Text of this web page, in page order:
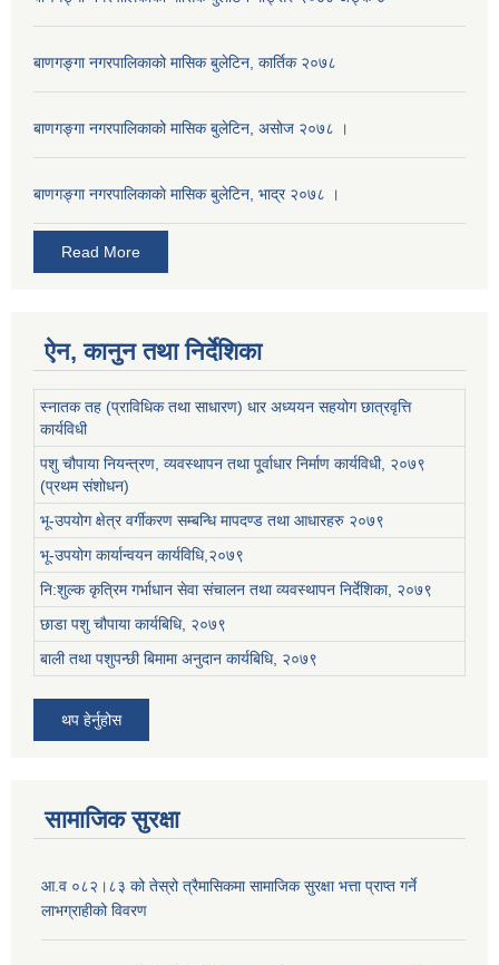
बाणगङ्गा नगरपालिकाको मासिक बुलेटिन, कार्तिक २०७८
बाणगङ्गा नगरपालिकाको मासिक बुलेटिन, असोज २०७८ ।
बाणगङ्गा नगरपालिकाकाे मासिक बुलेटिन, भाद्र २०७८ ।
Read More
ऐन, कानुन तथा निर्देशिका
स्नातक तह (प्राविधिक तथा साधारण) धार अध्ययन सहयोग छात्रवृत्ति
कार्यविधी
पशु चौपाया नियन्त्रण, व्यवस्थापन तथा पू्र्वाधार निर्माण कार्यविधी, २०७९
(प्रथम संशोधन)
भू-उपयोग क्षेत्र वर्गीकरण सम्बन्धि मापदण्ड तथा आधारहरु २०७९
भू-उपयोग कार्यान्वयन कार्यविधि,२०७९
नि:शुल्क कृत्रिम गर्भाधान सेवा संचालन तथा व्यवस्थापन निर्देशिका, २०७९
छाडा पशु चौपाया कार्यबिधि, २०७९
बाली तथा पशुपन्छी बिमामा अनुदान कार्यबिधि, २०७९
थप हेर्नुहोस
सामाजिक सुरक्षा
आ.व ०८२।८३ को तेस्रो त्रैमासिकमा सामाजिक सुरक्षा भत्ता प्राप्त गर्ने
लाभग्राहीको विवरण